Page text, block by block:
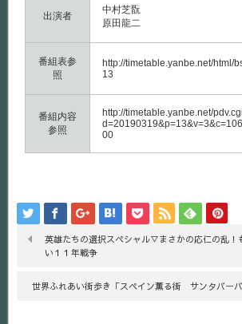
出演者
中村芝翫
原田龍二
番組表参
照
http://timetable.yanbe.net/html/
13
番組内容
参照
http://timetable.yanbe.net/
00
英雄たちの選択スペシャル▽まさかの応仁の乱！
い１１年戦争
世界ふれあい街歩き「スペイン薫る街 サンタバーバ